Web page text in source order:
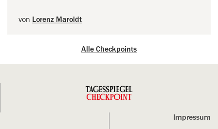
von Lorenz Maroldt
Alle Checkpoints
Impressum